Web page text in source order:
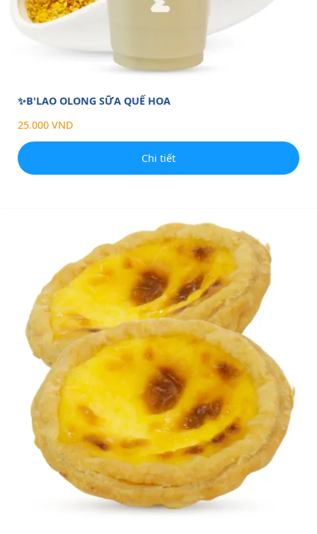
✨B'LAO OLONG SỮA QUẾ HOA
25.000 VND
Chi tiết